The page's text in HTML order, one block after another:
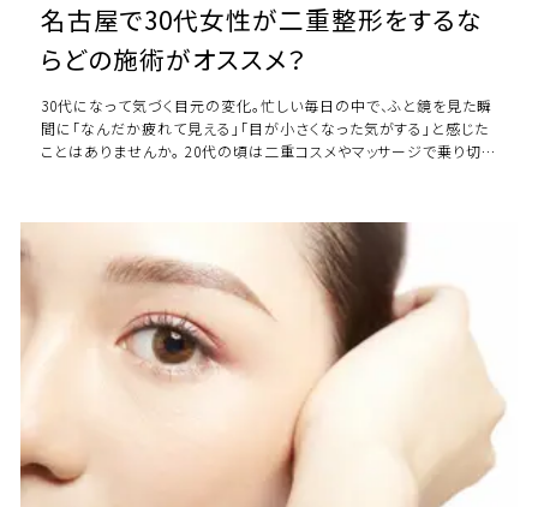
名古屋で30代女性が二重整形をするな
らどの施術がオススメ？
30代になって気づく目元の変化。忙しい毎日の中で、ふと鏡を見た瞬
間に「なんだか疲れて見える」「目が小さくなった気がする」と感じた
ことはありませんか。 20代の頃は二重コスメやマッサージで乗り切